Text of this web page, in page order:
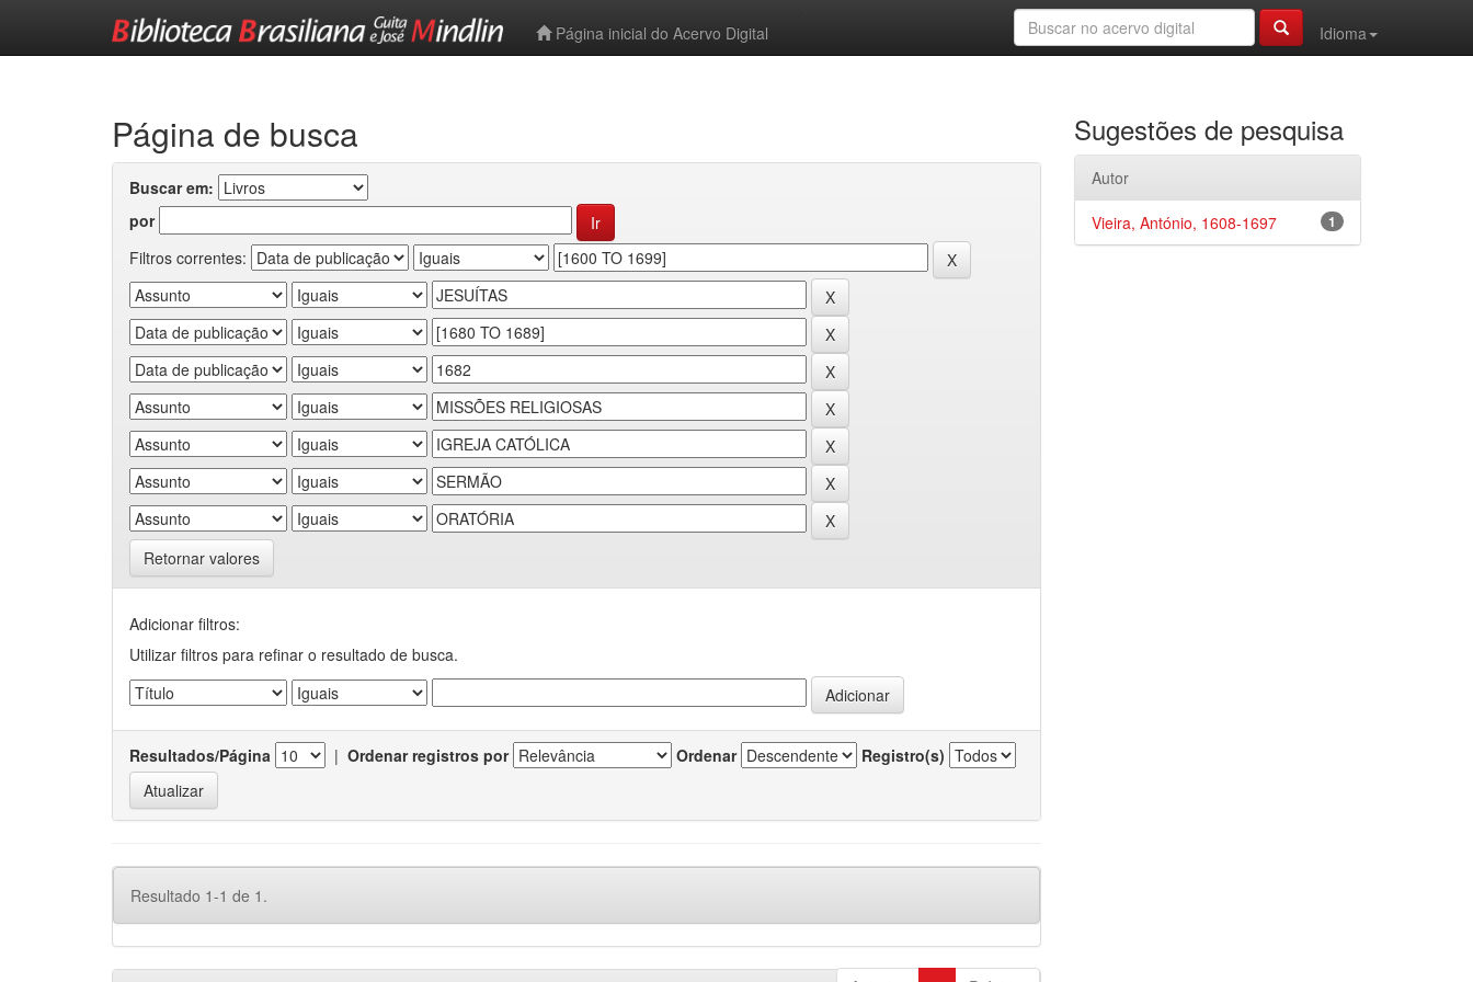
Página inicial do Acervo Digital
Idioma
Página de busca
Buscar em:
por
Filtros correntes:
Retornar valores
Adicionar filtros:
Utilizar filtros para refinar o resultado de busca.
Resultados/Página | Ordenar registros por Ordenar Registro(s)
Resultado 1-1 de 1.
Sugestões de pesquisa
Autor
1
Vieira, António, 1608-1697